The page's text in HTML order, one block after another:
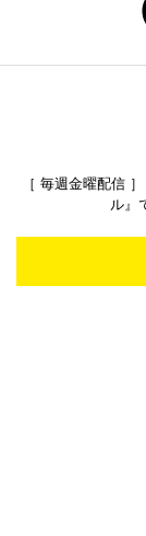
［ 毎週金曜配信
ル』